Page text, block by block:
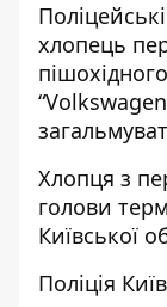
хлопець
Хлопця з
голови
Київської
Поліція